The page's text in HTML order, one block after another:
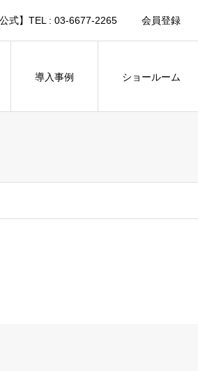
式】TEL : 03-6677-2265 会員登録
導入事例 ショールーム